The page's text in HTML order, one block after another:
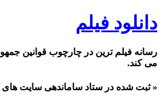
دانلود فیلم
رسانه فیلم ترین در چارچوب قوانین
می کند.
« ثبت شده در ستاد ساماندهی سایت های